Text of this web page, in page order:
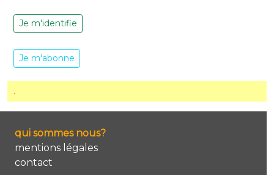
Je m'identifie
Je m'abonne
.
qui sommes nous?
mentions légales
contact